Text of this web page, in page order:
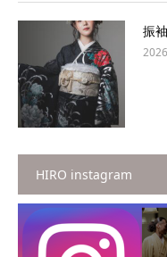
振
HIRO instagram